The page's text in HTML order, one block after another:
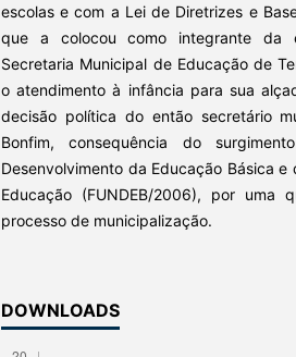
escolas e com a Lei de Diretrizes e
que a colocou como integrante da
Secretaria Municipal de Educação de
o atendimento à infância para sua
decisão política do então secretário
Bonfim, consequência do
Desenvolvimento da Educação Básica
Educação (FUNDEB/2006), por uma
processo de municipalização.
DOWNLOADS